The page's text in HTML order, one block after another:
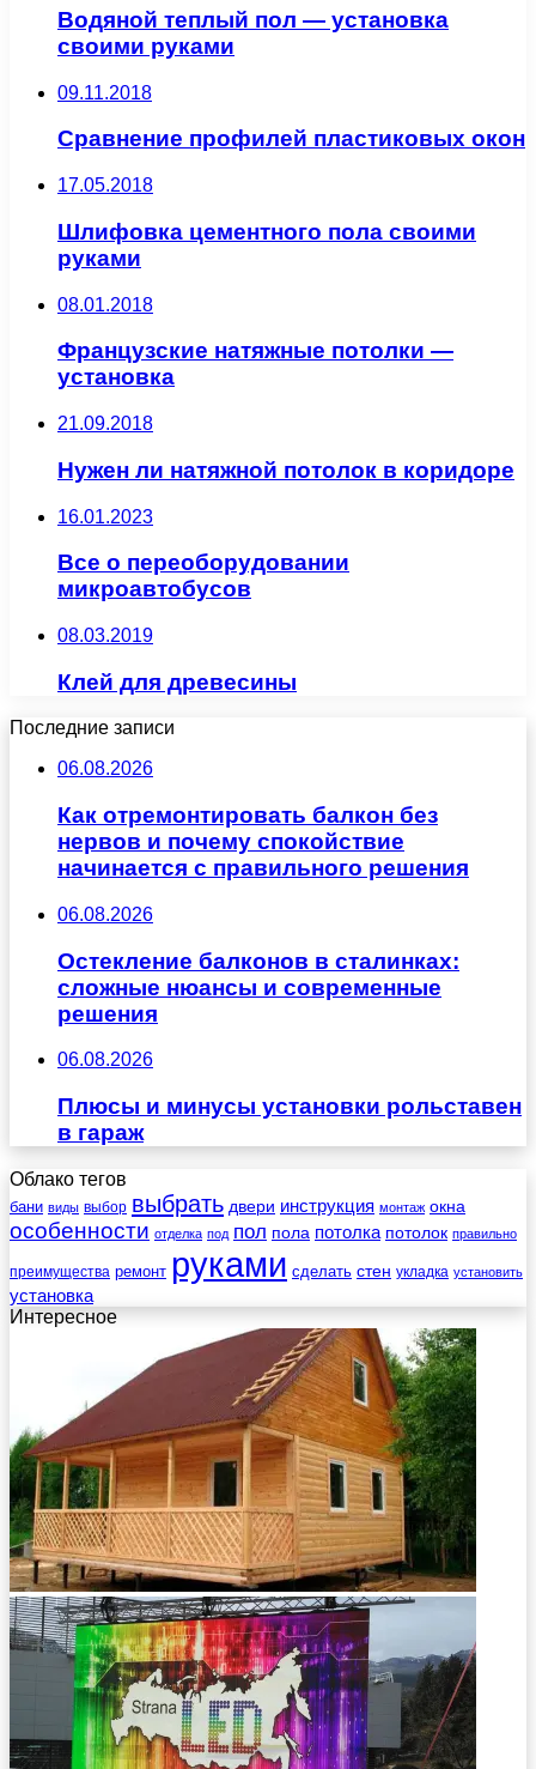
Водяной теплый пол — установка
своими руками
09.11.2018
Сравнение профилей пластиковых окон
17.05.2018
Шлифовка цементного пола своими
руками
08.01.2018
Французские натяжные потолки —
установка
21.09.2018
Нужен ли натяжной потолок в коридоре
16.01.2023
Все о переоборудовании
микроавтобусов
08.03.2019
Клей для древесины
Последние записи
06.08.2026
Как отремонтировать балкон без
нервов и почему спокойствие
начинается с правильного решения
06.08.2026
Остекление балконов в сталинках:
сложные нюансы и современные
решения
06.08.2026
Плюсы и минусы установки рольставен
в гараж
Облако тегов
бани виды выбор выбрать двери инструкция монтаж окна
особенности отделка под пол пола потолка потолок правильно
преимущества ремонт руками сделать стен укладка установить
установка
Интересное